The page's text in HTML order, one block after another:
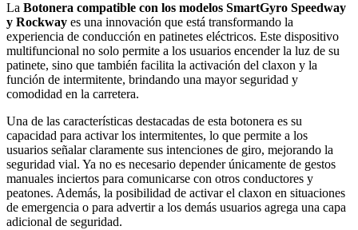
La Botonera compatible con los modelos SmartGyro Speedway
y Rockway es una innovación que está transformando la
experiencia de conducción en patinetes eléctricos. Este dispositivo
multifuncional no solo permite a los usuarios encender la luz de su
patinete, sino que también facilita la activación del claxon y la
función de intermitente, brindando una mayor seguridad y
comodidad en la carretera.
Una de las características destacadas de esta botonera es su
capacidad para activar los intermitentes, lo que permite a los
usuarios señalar claramente sus intenciones de giro, mejorando la
seguridad vial. Ya no es necesario depender únicamente de gestos
manuales inciertos para comunicarse con otros conductores y
peatones. Además, la posibilidad de activar el claxon en situaciones
de emergencia o para advertir a los demás usuarios agrega una capa
adicional de seguridad.